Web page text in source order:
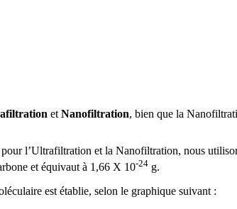
etNanofiltration, bien que la
l’Ultrafiltration et la Nanofiltration, nous
et équivaut à 1,66 X 10-24 g.
est établie, selon le graphique suivant :